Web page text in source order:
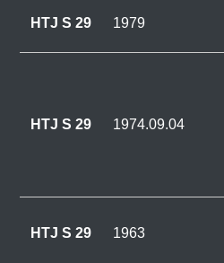
HTJ S 29 1979
HTJ S 29 1974.09.04
HTJ S 29 1963